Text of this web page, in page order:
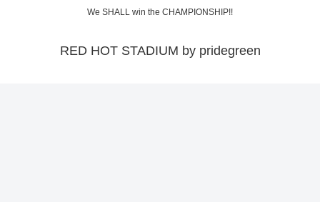
We SHALL win the CHAMPIONSHIP!!
RED HOT STADIUM by pridegreen